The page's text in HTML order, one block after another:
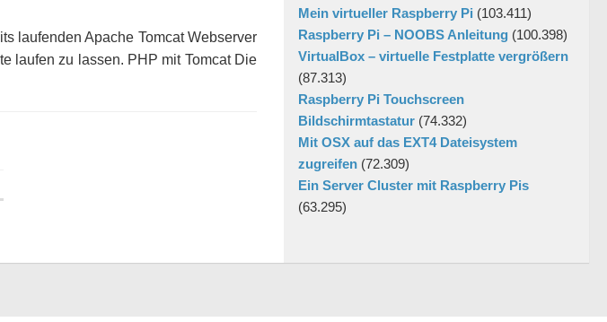
laufenden Apache Tomcat Webserver
laufen zu lassen. PHP mit Tomcat Die
Mein virtueller Raspberry Pi (103.411)
Raspberry Pi – NOOBS Anleitung (100.398)
VirtualBox – virtuelle Festplatte vergrößern
(87.313)
Raspberry Pi Touchscreen
Bildschirmtastatur (74.332)
Mit OSX auf das EXT4 Dateisystem
zugreifen (72.309)
Ein Server Cluster mit Raspberry Pis
(63.295)